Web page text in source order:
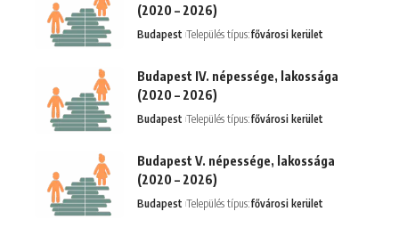
(2020 – 2026)
Budapest Település típus:fővárosi kerület
Budapest IV. népessége, lakossága
(2020 – 2026)
Budapest Település típus:fővárosi kerület
Budapest V. népessége, lakossága
(2020 – 2026)
Budapest Település típus:fővárosi kerület